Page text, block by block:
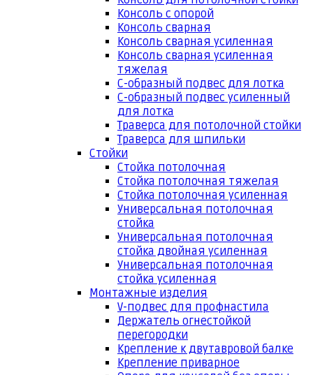
Консоль с опорой
Консоль сварная
Консоль сварная усиленная
Консоль сварная усиленная
тяжелая
С-образный подвес для лотка
С-образный подвес усиленный
для лотка
Траверса для потолочной стойки
Траверса для шпильки
Стойки
Стойка потолочная
Стойка потолочная тяжелая
Стойка потолочная усиленная
Универсальная потолочная
стойка
Универсальная потолочная
стойка двойная усиленная
Универсальная потолочная
стойка усиленная
Монтажные изделия
V-подвес для профнастила
Держатель огнестойкой
перегородки
Крепление к двутавровой балке
Крепление приварное